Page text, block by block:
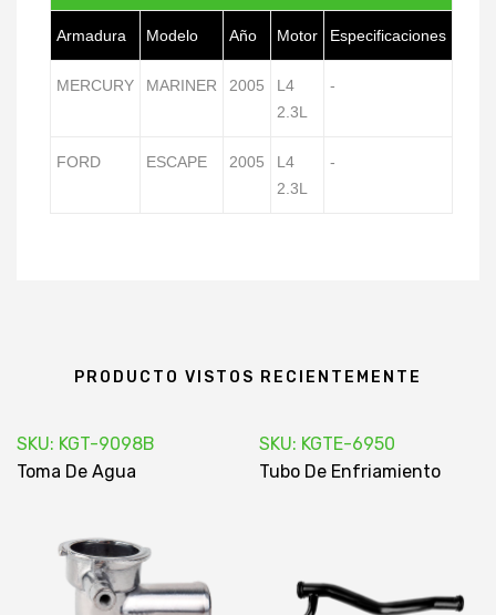
Armadura Modelo Año Motor Especificaciones
MERCURY MARINER 2005
L4
2.3L
-
FORD ESCAPE 2005
L4
2.3L
-
PRODUCTO VISTOS RECIENTEMENTE
SKU: KGT-9098B
Toma De Agua
SKU: KGTE-6950
Tubo De Enfriamiento